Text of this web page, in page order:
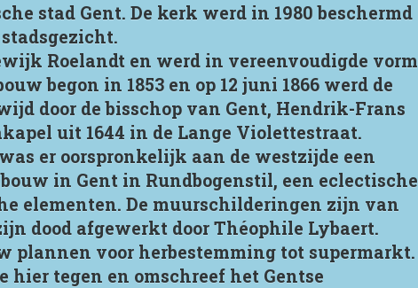
stad Gent. De kerk werd in 1980 beschermd
Roelandt en werd in vereenvoudigde vorm
begon in 1853 en op 12 juni 1866 werd de
door de bisschop van Gent, Hendrik-Frans
uit 1644 in de Lange Violettestraat.
er oorspronkelijk aan de westzijde een
in Gent in Rundbogenstil, een eclectische
elementen. De muurschilderingen zijn van
dood afgewerkt door Théophile Lybaert.
plannen voor herbestemming tot supermarkt.
tegen en omschreef het Gentse